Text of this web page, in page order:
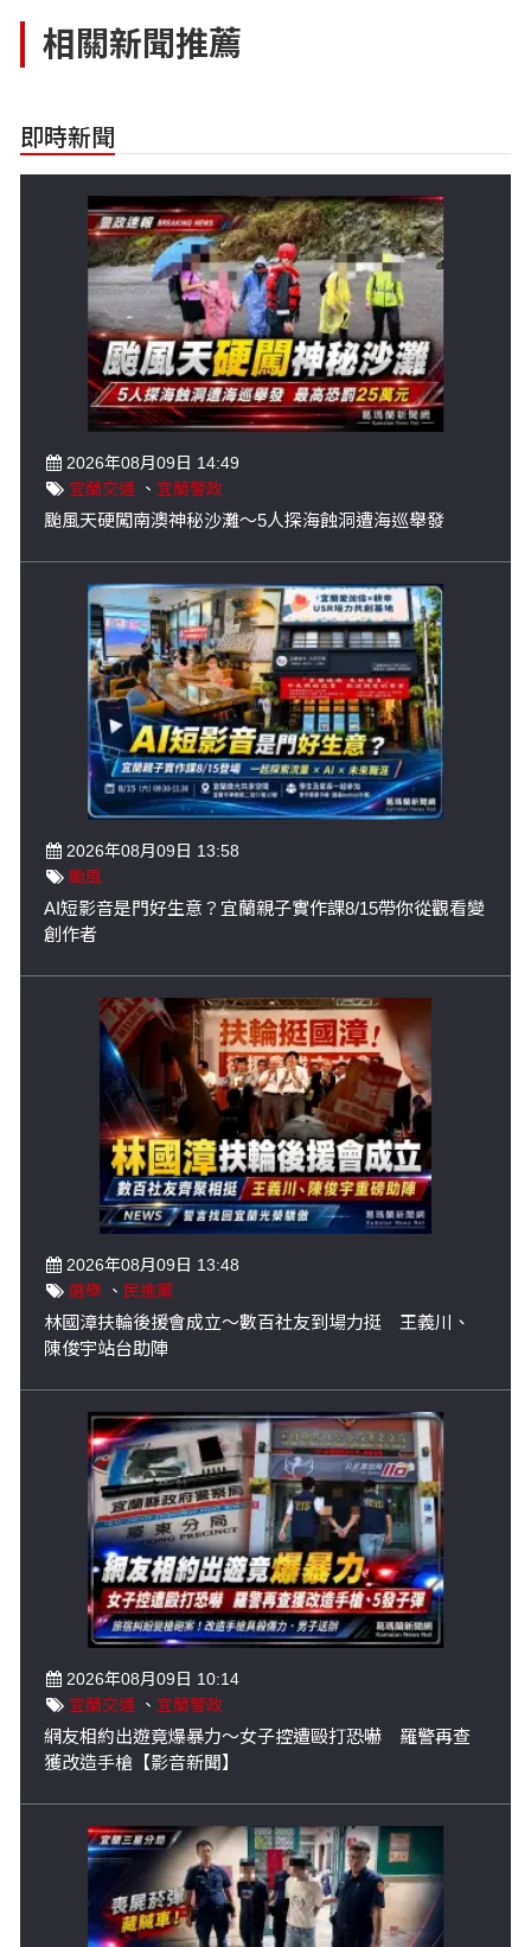
相關新聞推薦
即時新聞
2026年08月09日 14:49
宜蘭交通 、 宜蘭警政
颱風天硬闖南澳神秘沙灘～5人探海蝕洞遭海巡舉發
2026年08月09日 13:58
颱風
AI短影音是門好生意？宜蘭親子實作課8/15帶你從觀看變
創作者
2026年08月09日 13:48
選舉 、 民進黨
林國漳扶輪後援會成立～數百社友到場力挺 王義川、
陳俊宇站台助陣
2026年08月09日 10:14
宜蘭交通 、 宜蘭警政
網友相約出遊竟爆暴力～女子控遭毆打恐嚇 羅警再查
獲改造手槍【影音新聞】